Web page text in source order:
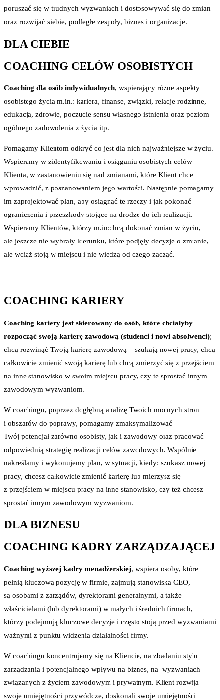
poruszać się w trudnych wyzwaniach i dostosowywać się do zmian
oraz rozwijać siebie, podległe zespoły, biznes i organizacje.
DLA CIEBIE
COACHING CELÓW OSOBISTYCH
Coaching dla osób indywidualnych, wspierający różne aspekty
osobistego życia m.in.: kariera, finanse, związki, relacje rodzinne,
edukacja, zdrowie, poczucie sensu własnego istnienia oraz poziom
ogólnego zadowolenia z życia itp.
Pomagamy Klientom odkryć co jest dla nich najważniejsze w życiu.
Wspieramy w zidentyfikowaniu i osiąganiu osobistych celów
Klienta, w zastanowieniu się nad zmianami, które Klient chce
wprowadzić, z poszanowaniem jego wartości. Następnie pomagamy
im zaprojektować plan, aby osiągnąć te rzeczy i jak pokonać
ograniczenia i przeszkody stojące na drodze do ich realizacji.
Wspieramy Klientów, którzy m.in:chcą dokonać zmian w życiu,
ale jeszcze nie wybrały kierunku, które podjęły decyzje o zmianie,
ale wciąż stoją w miejscu i nie wiedzą od czego zacząć.
COACHING KARIERY
Coaching kariery jest skierowany do osób, które chciałyby
rozpocząć swoją karierę zawodową (studenci i nowi absolwenci);
chcą rozwinąć Twoją karierę zawodową – szukają nowej pracy, chcą
całkowicie zmienić swoją karierę lub chcą zmierzyć się z przejściem
na inne stanowisko w swoim miejscu pracy, czy te sprostać innym
zawodowym wyzwaniom.
W coachingu, poprzez dogłębną analizę Twoich mocnych stron
i obszarów do poprawy, pomagamy zmaksymalizować
Twój potencjał zarówno osobisty, jak i zawodowy oraz pracować
odpowiednią strategię realizacji celów zawodowych. Wspólnie
nakreślamy i wykonujemy plan, w sytuacji, kiedy: szukasz nowej
pracy, chcesz całkowicie zmienić karierę lub mierzysz się
z przejściem w miejscu pracy na inne stanowisko, czy też chcesz
sprostać innym zawodowym wyzwaniom.
DLA BIZNESU
COACHING KADRY ZARZĄDZAJĄCEJ
Coaching wyższej kadry menadżerskiej, wspiera osoby, które
pełnią kluczową pozycję w firmie, zajmują stanowiska CEO,
są osobami z zarządów, dyrektorami generalnymi, a także
właścicielami (lub dyrektorami) w małych i średnich firmach,
którzy podejmują kluczowe decyzje i często stoją przed wyzwaniami
ważnymi z punktu widzenia działalności firmy.
W coachingu koncentrujemy się na Kliencie, na zbadaniu stylu
zarządzania i potencjalnego wpływu na biznes, na wyzwaniach
związanych z życiem zawodowym i prywatnym. Klient rozwija
swoje umiejętności przywódcze, doskonali swoje umiejętności